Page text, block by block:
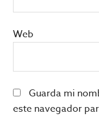
Web
Guarda mi
este navegador